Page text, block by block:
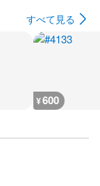
すべて見る
¥600